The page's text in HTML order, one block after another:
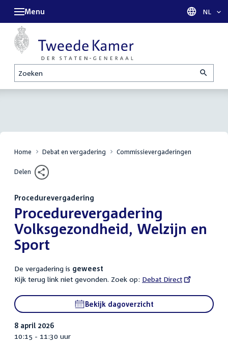
Zoeken
Menu Taal
NL
Home Debat en vergadering Commissievergaderingen
Delen
Procedurevergadering
:Procedurevergadering
Volksgezondheid, Welzijn en
Sport
De vergadering is geweest
Kijk terug link niet gevonden. Zoek op: External
Debat Direct
Bekijk dagoverzicht
8 april 2026
10:15 - 11:30 uur